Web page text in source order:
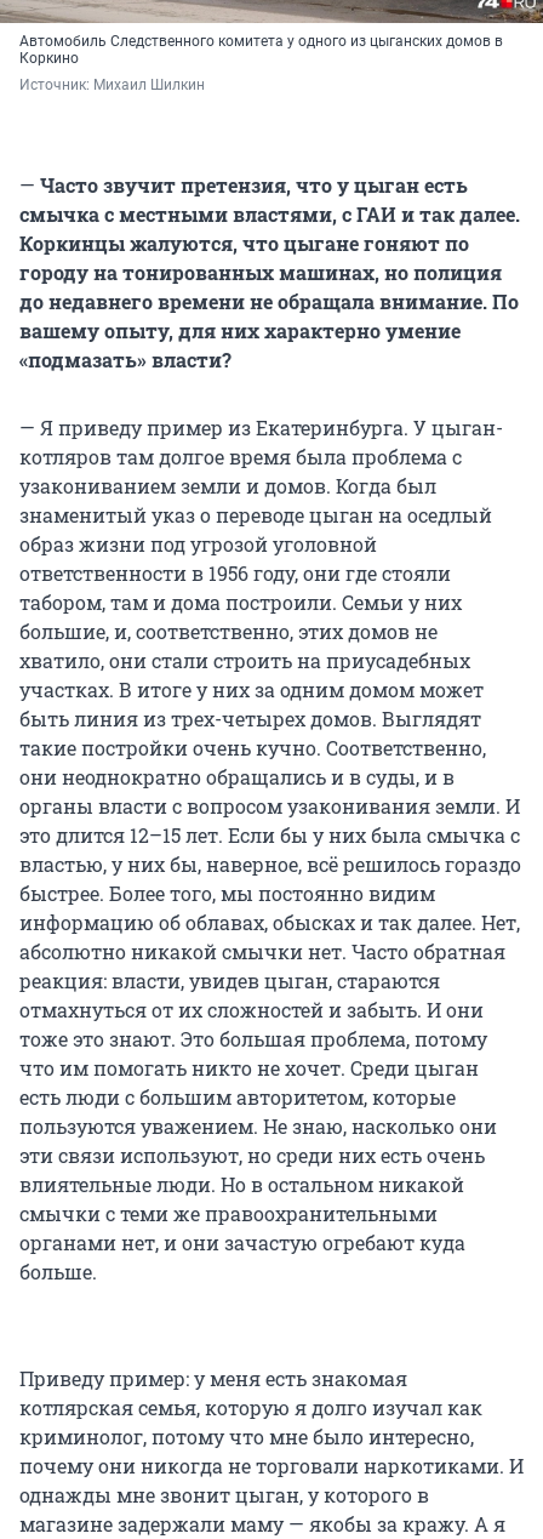
Автомобиль Следственного комитета у одного из цыганских домов в
Коркино
Источник: Михаил Шилкин
— Часто звучит претензия, что у цыган есть
смычка с местными властями, с ГАИ и так далее.
Коркинцы жалуются, что цыгане гоняют по
городу на тонированных машинах, но полиция
до недавнего времени не обращала внимание. По
вашему опыту, для них характерно умение
«подмазать» власти?
— Я приведу пример из Екатеринбурга. У цыган-
котляров там долгое время была проблема с
узакониванием земли и домов. Когда был
знаменитый указ о переводе цыган на оседлый
образ жизни под угрозой уголовной
ответственности в 1956 году, они где стояли
табором, там и дома построили. Семьи у них
большие, и, соответственно, этих домов не
хватило, они стали строить на приусадебных
участках. В итоге у них за одним домом может
быть линия из трех-четырех домов. Выглядят
такие постройки очень кучно. Соответственно,
они неоднократно обращались и в суды, и в
органы власти с вопросом узаконивания земли. И
это длится 12–15 лет. Если бы у них была смычка с
властью, у них бы, наверное, всё решилось гораздо
быстрее. Более того, мы постоянно видим
информацию об облавах, обысках и так далее. Нет,
абсолютно никакой смычки нет. Часто обратная
реакция: власти, увидев цыган, стараются
отмахнуться от их сложностей и забыть. И они
тоже это знают. Это большая проблема, потому
что им помогать никто не хочет. Среди цыган
есть люди с большим авторитетом, которые
пользуются уважением. Не знаю, насколько они
эти связи используют, но среди них есть очень
влиятельные люди. Но в остальном никакой
смычки с теми же правоохранительными
органами нет, и они зачастую огребают куда
больше.
Приведу пример: у меня есть знакомая
котлярская семья, которую я долго изучал как
криминолог, потому что мне было интересно,
почему они никогда не торговали наркотиками. И
однажды мне звонит цыган, у которого в
магазине задержали маму — якобы за кражу. А я